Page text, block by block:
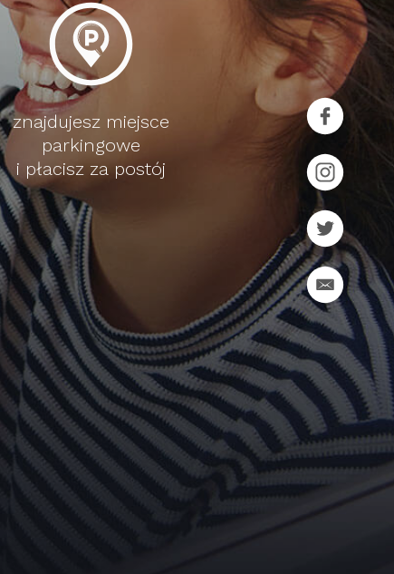
znajdujesz miejsce
parkingowe
i płacisz za postój